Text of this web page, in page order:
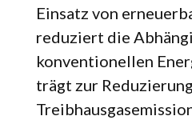
Einsatz von
reduziert die
konventionellen
trägt zur